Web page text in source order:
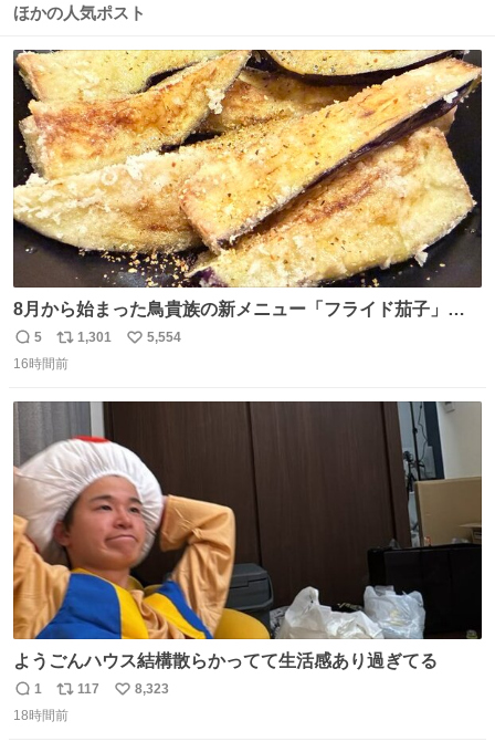
ほかの人気ポスト
8月から始まった鳥貴族の新メニュー「フライド茄子」が
うますぎでした 信じて……
返
信
5
リ
ポ
数
1,301
い
5,554
16時間前
ようごんハウス結構散らかってて生活感あり過ぎてる
返
信
1
リ
ポ
117
い
8,323
18時間前